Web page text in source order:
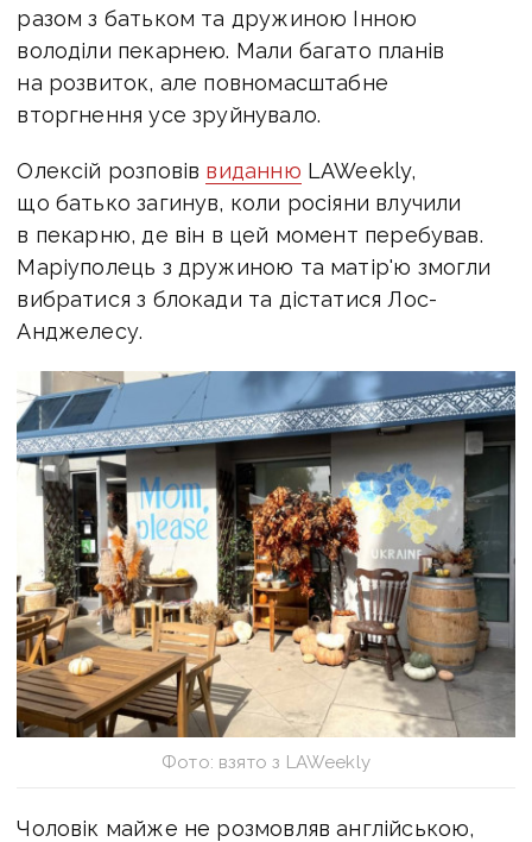
разом з батьком та дружиною Інною
володіли пекарнею. Мали багато планів
на розвиток, але повномасштабне
вторгнення усе зруйнувало.
Олексій розповів виданню LAWeekly,
що батько загинув, коли росіяни влучили
в пекарню, де він в цей момент перебував.
Маріуполець з дружиною та матір'ю змогли
вибратися з блокади та дістатися Лос-
Анджелесу.
Фото: взято з LAWeekly
Чоловік майже не розмовляв англійською,